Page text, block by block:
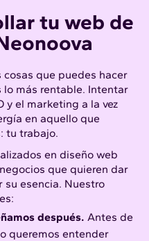
tu web de
cosas que puedes hacer
lo más rentable. Intentar
y el marketing a la vez
en aquello que
tu trabajo.
en diseño web
que quieren dar
esencia. Nuestro
después. Antes de
queremos entender